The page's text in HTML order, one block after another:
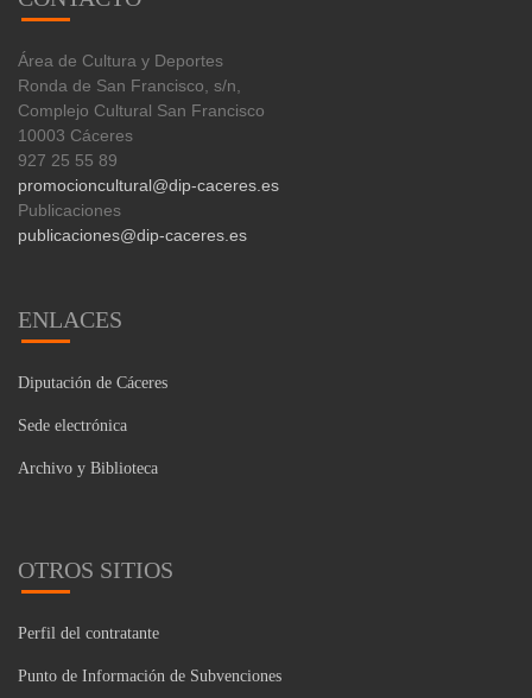
Área de Cultura y Deportes
Ronda de San Francisco, s/n,
Complejo Cultural San Francisco
10003 Cáceres
927 25 55 89
promocioncultural@dip-caceres.es
Publicaciones
publicaciones@dip-caceres.es
ENLACES
Diputación de Cáceres
Sede electrónica
Archivo y Biblioteca
OTROS SITIOS
Perfil del contratante
Punto de Información de Subvenciones